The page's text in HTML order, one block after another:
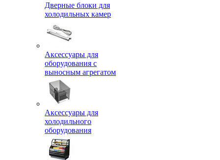
Дверные блоки для
холодильных камер
Аксессуары для
оборудования с
выносным агрегатом
Аксессуары для
холодильного
оборудования